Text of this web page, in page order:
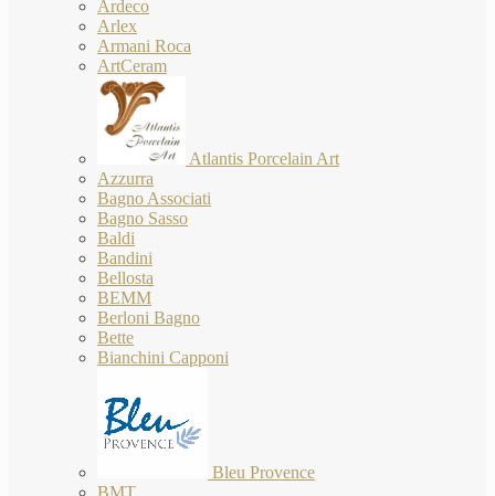
Ardeco
Arlex
Armani Roca
ArtCeram
Atlantis Porcelain Art
Azzurra
Bagno Associati
Bagno Sasso
Baldi
Bandini
Bellosta
BEMM
Berloni Bagno
Bette
Bianchini Capponi
Bleu Provence